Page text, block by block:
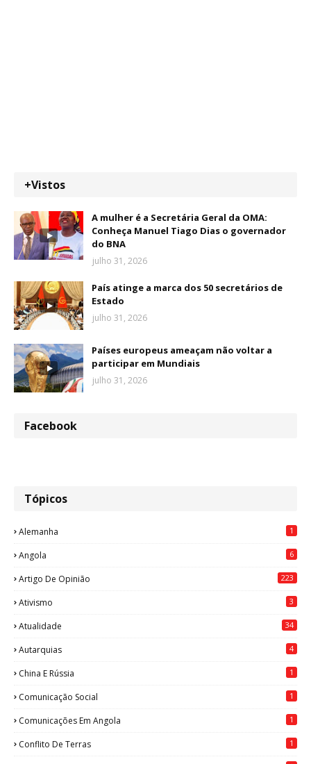
+Vistos
A mulher é a Secretária Geral da OMA:
Conheça Manuel Tiago Dias o governador
do BNA
julho 31, 2026
País atinge a marca dos 50 secretários de
Estado
julho 31, 2026
Países europeus ameaçam não voltar a
participar em Mundiais
julho 31, 2026
Facebook
Tópicos
Alemanha 1
Angola 6
Artigo De Opinião 223
Ativismo 3
Atualidade 34
Autarquias 4
China E Rússia 1
Comunicação Social 1
Comunicações Em Angola 1
Conflito De Terras 1